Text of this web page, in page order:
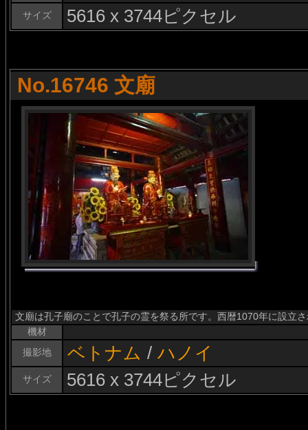
サイズ 5616 x 3744ピクセル
No.16746 文廟
文廟は孔子廟のことで孔子の霊を祭る所です。西暦1070年に設立
機材
撮影地
ベトナム / ハノイ
サイズ 5616 x 3744ピクセル